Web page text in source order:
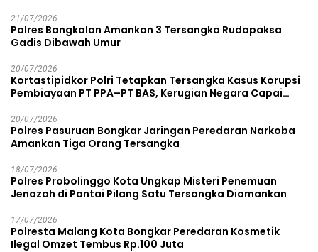
21/07/2026
Polres Bangkalan Amankan 3 Tersangka Rudapaksa
Gadis Dibawah Umur
20/07/2026
Kortastipidkor Polri Tetapkan Tersangka Kasus Korupsi
Pembiayaan PT PPA–PT BAS, Kerugian Negara Capai
20/07/2026
Polres Pasuruan Bongkar Jaringan Peredaran Narkoba
Amankan Tiga Orang Tersangka
18/07/2026
Polres Probolinggo Kota Ungkap Misteri Penemuan
Jenazah di Pantai Pilang Satu Tersangka Diamankan
17/07/2026
Polresta Malang Kota Bongkar Peredaran Kosmetik
Ilegal Omzet Tembus Rp.100 Juta